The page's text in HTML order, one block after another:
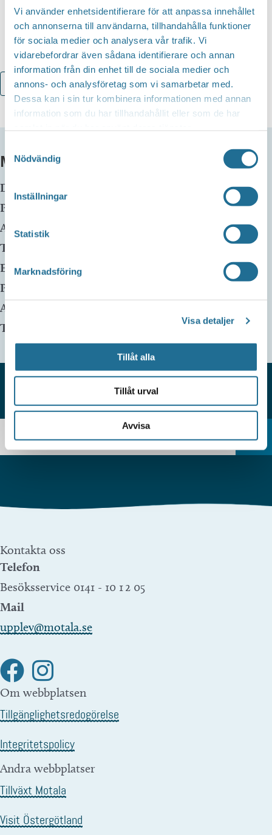
Vi använder enhetsidentifierare för att anpassa innehållet
och annonserna till användarna, tillhandahålla funktioner
för sociala medier och analysera vår trafik. Vi
vidarebefordrar även sådana identifierare och annan
information från din enhet till de sociala medier och
annons- och analysföretag som vi samarbetar med.
Dessa kan i sin tur kombinera informationen med annan
information som du har tillhandahållit eller som de har
Nödvändig
Inställningar
Statistik
Marknadsföring
Visa detaljer
Tillåt alla
Tillåt urval
Avvisa
Lägg till i kalender
MER INFO
Datum:
Plats:
Adress:
Telefon:
E-mail:
Pris:
Arrangör:
Telefonnummer arrangör:
HITTAR DU INTE VAD DU SÖKER?
Kontakta oss
Telefon
Besöksservice 0141 - 10 1 2 05
Mail
upplev@motala.se
Om webbplatsen
Tillgänglighetsredogörelse
Integritetspolicy
Andra webbplatser
Tillväxt Motala
Visit Östergötland